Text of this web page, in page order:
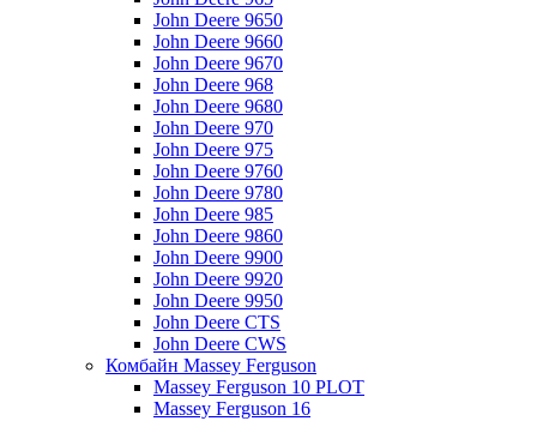
John Deere 9650
John Deere 9660
John Deere 9670
John Deere 968
John Deere 9680
John Deere 970
John Deere 975
John Deere 9760
John Deere 9780
John Deere 985
John Deere 9860
John Deere 9900
John Deere 9920
John Deere 9950
John Deere CTS
John Deere CWS
Комбайн Massey Ferguson
Massey Ferguson 10 PLOT
Massey Ferguson 16